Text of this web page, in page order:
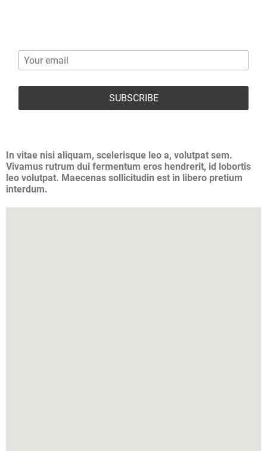
In vitae nisi aliquam, scelerisque leo a, volutpat sem.
Vivamus rutrum dui fermentum eros hendrerit, id lobortis
leo volutpat. Maecenas sollicitudin est in libero pretium
interdum.